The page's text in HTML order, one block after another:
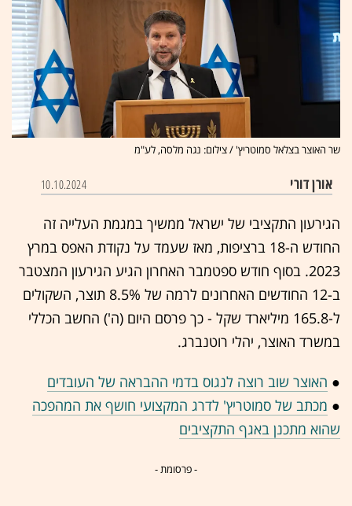
שר האוצר בצלאל סמוטריץ' / צילום: נגה מלסה, לע"מ
אורן דורי 10.10.2024
הגירעון התקציבי של ישראל ממשיך במגמת העלייה זה
החודש ה-18 ברציפות, מאז שעמד על נקודת האפס במרץ
2023. בסוף חודש ספטמבר האחרון הגיע הגירעון המצטבר
ב-12 החודשים האחרונים לרמה של 8.5% תוצר, השקולים
ל-165.8 מיליארד שקל - כך פרסם היום (ה') החשב הכללי
במשרד האוצר, יהלי רוטנברג.
● האוצר שוב רוצה לנגוס בדמי ההבראה של העובדים
● מכתב של סמוטריץ' לדרג המקצועי חושף את המהפכה
שהוא מתכנן באגף התקציבים
- פרסומת -